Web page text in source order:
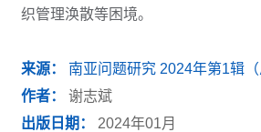
织管理涣散等困境。
来源：
南亚问题研究 2024年第1辑（
作者：
谢志斌
出版日期：
2024年01月